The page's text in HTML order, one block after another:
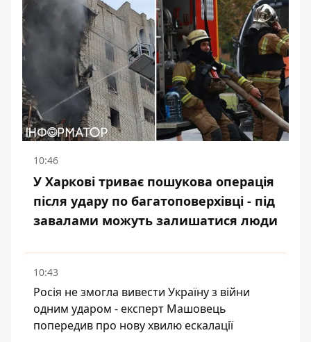
10:46
У Харкові триває пошукова операція
після удару по багатоповерхівці - під
завалами можуть залишатися люди
10:43
Росія не змогла вивести Україну з війни
одним ударом - експерт Машовець
попередив про нову хвилю ескалації